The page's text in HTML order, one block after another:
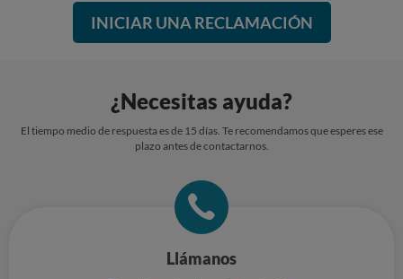
INICIAR UNA RECLAMACIÓN
¿Necesitas ayuda?
El tiempo medio de respuesta es de 15 días. Te recomendamos que esperes ese
plazo antes de contactarnos.
Llámanos